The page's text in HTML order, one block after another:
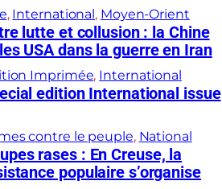
, International, Moyen-Orient
lutte et collusion : la Chine
USA dans la guerre en Iran
Imprimée, International
edition International issue
contre le peuple, National
rases : En Creuse, la
populaire s’organise